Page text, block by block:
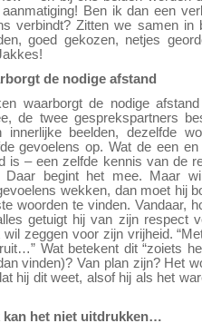
Ben ik dan een
verbindt? Zitten we samen in
goed gekozen, netjes
de nodige afstand
waarborgt de nodige
de twee gesprekspartners
innerlijke beelden, dezelfde
gevoelens op. Wat de een
is – een zelfde kennis van de
Daar begint het mee. Maar
wekken, dan moet hij
woorden te vinden. Vandaar,
getuigt hij van zijn respect
wil zeggen voor zijn vrijheid.
Wat betekent dit “zoiets
vinden)? Van plan zijn? Het
hij dit weet, alsof hij als het
kan het niet uitdrukken…